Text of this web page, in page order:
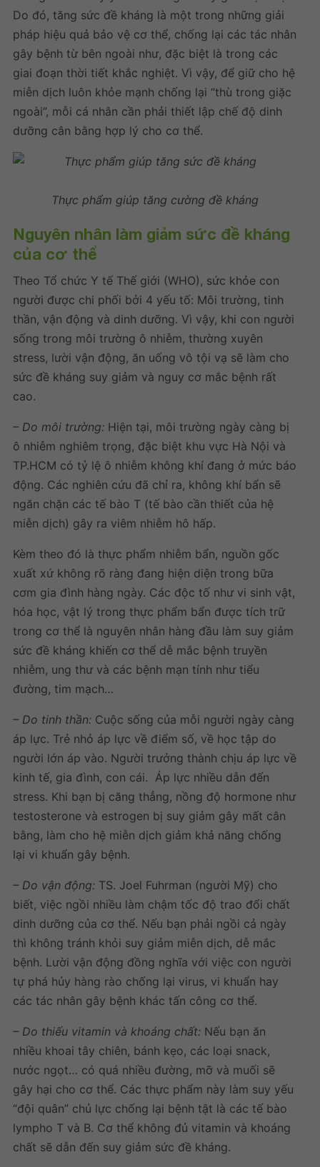
Do đó, tăng sức đề kháng là một trong những giải
pháp hiệu quả bảo vệ cơ thể, chống lại các tác nhân
gây bệnh từ bên ngoài như, đặc biệt là trong các
giai đoạn thời tiết khắc nghiệt. Vì vậy, để giữ cho hệ
miễn dịch luôn khỏe mạnh chống lại “thù trong giặc
ngoài”, mỗi cá nhân cần phải thiết lập chế độ dinh
dưỡng cân bằng hợp lý cho cơ thể.
Thực phẩm giúp tăng cường đề kháng
Nguyên nhân làm giảm sức đề kháng
của cơ thể
Theo Tổ chức Y tế Thế giới (WHO), sức khỏe con
người được chi phối bởi 4 yếu tố: Môi trường, tinh
thần, vận động và dinh dưỡng. Vì vậy, khi con người
sống trong môi trường ô nhiễm, thường xuyên
stress, lười vận động, ăn uống vô tội vạ sẽ làm cho
sức đề kháng suy giảm và nguy cơ mắc bệnh rất
cao.
– Do môi trường: Hiện tại, môi trường ngày càng bị
ô nhiễm nghiêm trọng, đặc biệt khu vực Hà Nội và
TP.HCM có tỷ lệ ô nhiễm không khí đang ở mức báo
động. Các nghiên cứu đã chỉ ra, không khí bẩn sẽ
ngăn chặn các tế bào T (tế bào cần thiết của hệ
miễn dịch) gây ra viêm nhiễm hô hấp.
Kèm theo đó là thực phẩm nhiễm bẩn, nguồn gốc
xuất xứ không rõ ràng đang hiện diện trong bữa
cơm gia đình hàng ngày. Các độc tố như vi sinh vật,
hóa học, vật lý trong thực phẩm bẩn được tích trữ
trong cơ thể là nguyên nhân hàng đầu làm suy giảm
sức đề kháng khiến cơ thể dễ mắc bệnh truyền
nhiễm, ung thư và các bệnh mạn tính như tiểu
đường, tim mạch…
– Do tinh thần: Cuộc sống của mỗi người ngày càng
áp lực. Trẻ nhỏ áp lực về điểm số, về học tập do
người lớn áp vào. Người trưởng thành chịu áp lực về
kinh tế, gia đình, con cái. Áp lực nhiều dẫn đến
stress. Khi bạn bị căng thẳng, nồng độ hormone như
testosterone và estrogen bị suy giảm gây mất cân
bằng, làm cho hệ miễn dịch giảm khả năng chống
lại vi khuẩn gây bệnh.
– Do vận động: TS. Joel Fuhrman (người Mỹ) cho
biết, việc ngồi nhiều làm chậm tốc độ trao đổi chất
dinh dưỡng của cơ thể. Nếu bạn phải ngồi cả ngày
thì không tránh khỏi suy giảm miễn dịch, dễ mắc
bệnh. Lười vận động đồng nghĩa với việc con người
tự phá hủy hàng rào chống lại virus, vi khuẩn hay
các tác nhân gây bệnh khác tấn công cơ thể.
– Do thiếu vitamin và khoáng chất: Nếu bạn ăn
nhiều khoai tây chiên, bánh kẹo, các loại snack,
nước ngọt… có quá nhiều đường, mỡ và muối sẽ
gây hại cho cơ thể. Các thực phẩm này làm suy yếu
“đội quân” chủ lực chống lại bệnh tật là các tế bào
lympho T và B. Cơ thể không đủ vitamin và khoáng
chất sẽ dẫn đến suy giảm sức đề kháng.